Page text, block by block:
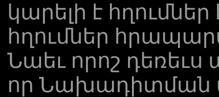
կարելի է հղումներ
հղումներ
Նաեւ որոշ դեռեւս
որ Նախադիտման